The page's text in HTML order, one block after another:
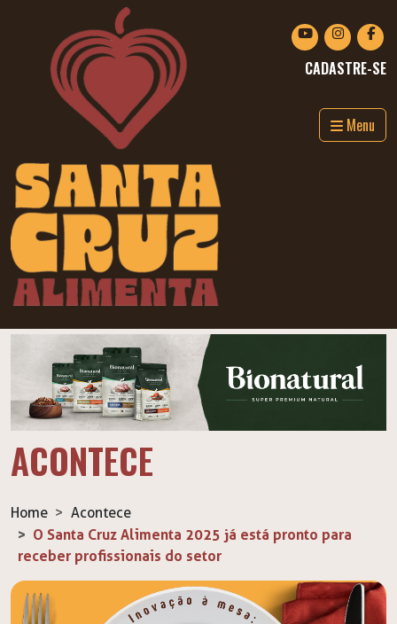
CADASTRE-SE
Menu
ACONTECE
Home Acontece
O Santa Cruz Alimenta 2025 já está pronto para
receber profissionais do setor